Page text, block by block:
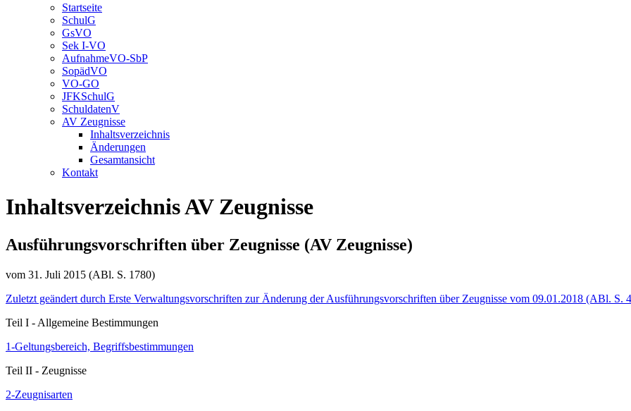
Startseite
SchulG
GsVO
Sek I-VO
AufnahmeVO-SbP
SopädVO
VO-GO
JFKSchulG
SchuldatenV
AV Zeugnisse
Inhaltsverzeichnis
Änderungen
Gesamtansicht
Kontakt
Inhaltsverzeichnis AV Zeugnisse
Ausführungsvorschriften über Zeugnisse (AV Zeugnisse)
vom 31. Juli 2015 (ABl. S. 1780)
Zuletzt geändert durch Erste Verwaltungsvorschriften zur Änderung der Ausführungsvorschriften über Zeugnisse vom 09.01.2018 (ABl. S.
Teil I - Allgemeine Bestimmungen
1-Geltungsbereich, Begriffsbestimmungen
Teil II - Zeugnisse
2-Zeugnisarten